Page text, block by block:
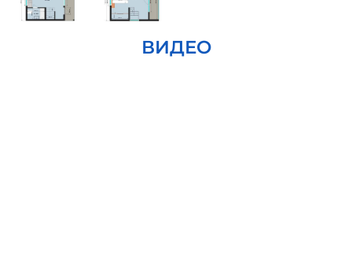
ВИДЕО